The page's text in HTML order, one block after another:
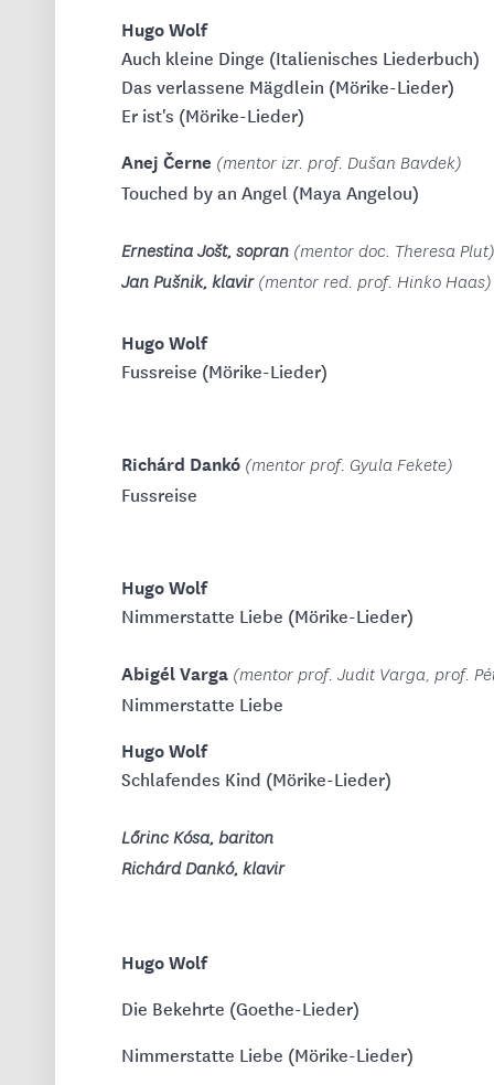
Hugo Wolf
Auch kleine Dinge (Italienisches Liederbuch)
Das verlassene Mägdlein (Mörike-Lieder)
Er ist's (Mörike-Lieder)
Anej Černe (mentor izr. prof. Dušan Bavdek)
Touched by an Angel (Maya Angelou)
Ernestina Jošt, sopran (mentor doc. Theresa Plut)
Jan Pušnik, klavir(mentor red. prof. Hinko Haas)
Hugo Wolf
Fussreise (Mörike-Lieder)
Richárd Dankó (mentor prof. Gyula Fekete)
Fussreise
Hugo Wolf
Nimmerstatte Liebe (Mörike-Lieder)
Abigél Varga (mentor prof. Judit Varga, prof.
Nimmerstatte Liebe
Hugo Wolf
Schlafendes Kind (Mörike-Lieder)
Lőrinc Kósa, bariton
Richárd Dankó, klavir
Hugo Wolf
Die Bekehrte (Goethe-Lieder)
Nimmerstatte Liebe (Mörike-Lieder)